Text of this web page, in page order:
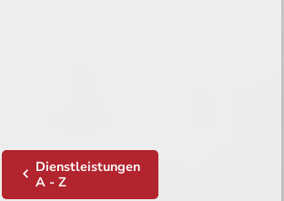
Dienstleistungen
A - Z